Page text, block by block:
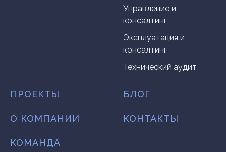
Управление и
консалтинг
Эксплуатация и
консалтинг
Технический аудит
ПРОЕКТЫ
О КОМПАНИИ
КОМАНДА
БЛОГ
КОНТАКТЫ